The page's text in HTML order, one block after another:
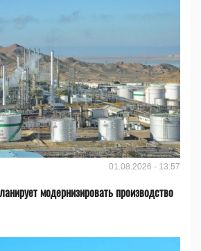
01.08.2026 - 13:57
модернизировать производство